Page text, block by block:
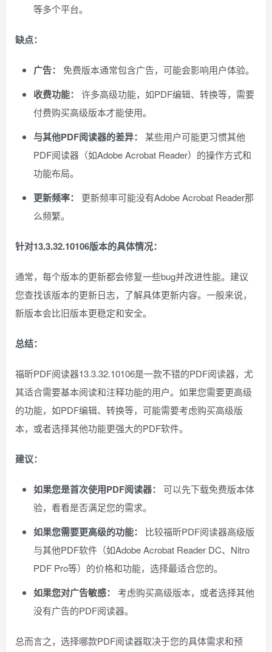
等多个平台。
缺点：
广告： 免费版本通常包含广告，可能会影响用户体验。
收费功能：
许多高级功能，如PDF编辑、转换等，需要
付费购买高级版本才能使用。
与其他PDF阅读器的差异：
某些用户可能更习惯其他
PDF阅读器（如Adobe Acrobat Reader）的操作方式和
功能布局。
更新频率：
更新频率可能没有Adobe Acrobat Reader那
么频繁。
针对13.3.32.10106版本的具体情况：
通常，每个版本的更新都会修复一些bug并改进性能。建议
您查找该版本的更新日志，了解具体更新内容。一般来说，
新版本会比旧版本更稳定和安全。
总结：
福昕PDF阅读器13.3.32.10106是一款不错的PDF阅读器，尤
其适合需要基本阅读和注释功能的用户。如果您需要更高级
的功能，如PDF编辑、转换等，可能需要考虑购买高级版
本，或者选择其他功能更强大的PDF软件。
建议：
如果您是首次使用PDF阅读器：
可以先下载免费版本体
验，看看是否满足您的需求。
如果您需要更高级的功能：
比较福昕PDF阅读器高级版
与其他PDF软件（如Adobe Acrobat Reader DC、Nitro
PDF Pro等）的价格和功能，选择最适合您的。
如果您对广告敏感：
考虑购买高级版本，或者选择其他
没有广告的PDF阅读器。
总而言之，选择哪款PDF阅读器取决于您的具体需求和预